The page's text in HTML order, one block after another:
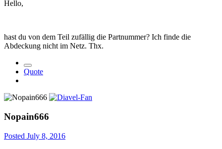
Hello,
hast du von dem Teil zufällig die Partnummer? Ich finde die
Abdeckung nicht im Netz. Thx.
Quote
Nopain666
Posted July 8, 2016